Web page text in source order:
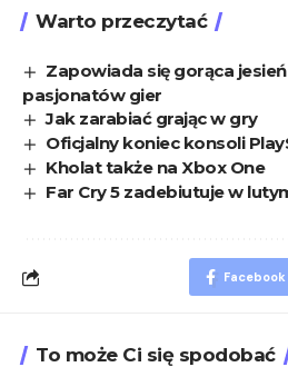
Warto przeczytać
Zapowiada się gorąca
pasjonatów gier
Jak zarabiać grając w gry
Oficjalny koniec konsoli
Kholat także na Xbox One
Far Cry 5 zadebiutuje w
Facebook
To może Ci się spodobać